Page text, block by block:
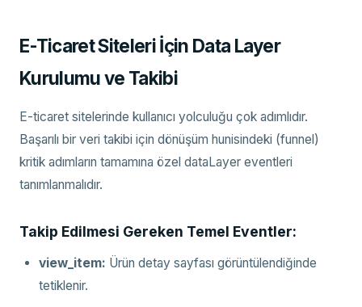
E-Ticaret Siteleri İçin Data Layer
Kurulumu ve Takibi
E-ticaret sitelerinde kullanıcı yolculuğu çok adımlıdır.
Başarılı bir veri takibi için dönüşüm hunisindeki (funnel)
kritik adımların tamamına özel dataLayer eventleri
tanımlanmalıdır.
Takip Edilmesi Gereken Temel Eventler:
view_item: Ürün detay sayfası görüntülendiğinde
tetiklenir.